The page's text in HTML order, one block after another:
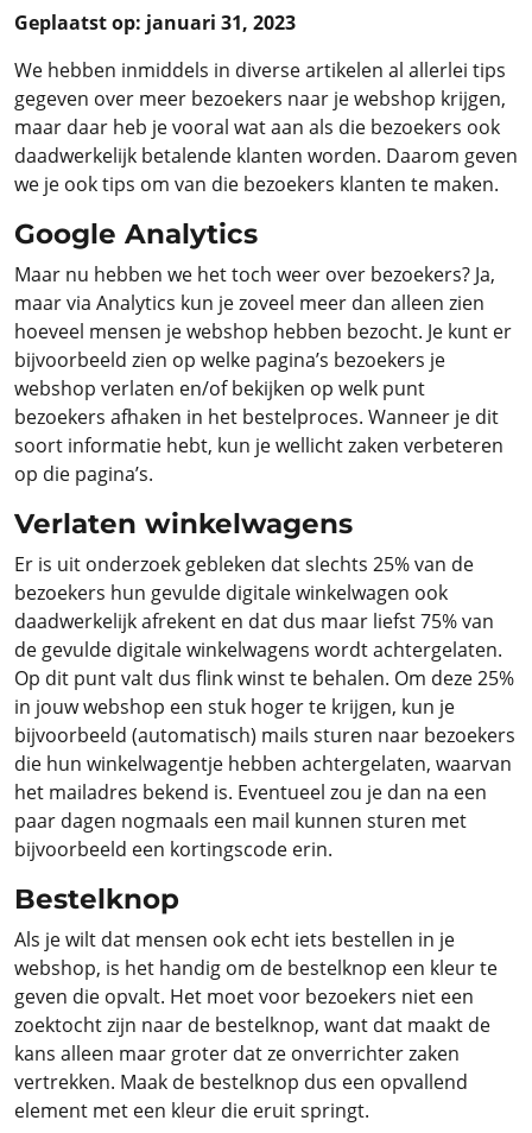
Geplaatst op: januari 31, 2023
We hebben inmiddels in diverse artikelen al allerlei tips
gegeven over meer bezoekers naar je webshop krijgen,
maar daar heb je vooral wat aan als die bezoekers ook
daadwerkelijk betalende klanten worden. Daarom geven
we je ook tips om van die bezoekers klanten te maken.
Google Analytics
Maar nu hebben we het toch weer over bezoekers? Ja,
maar via Analytics kun je zoveel meer dan alleen zien
hoeveel mensen je webshop hebben bezocht. Je kunt er
bijvoorbeeld zien op welke pagina’s bezoekers je
webshop verlaten en/of bekijken op welk punt
bezoekers afhaken in het bestelproces. Wanneer je dit
soort informatie hebt, kun je wellicht zaken verbeteren
op die pagina’s.
Verlaten winkelwagens
Er is uit onderzoek gebleken dat slechts 25% van de
bezoekers hun gevulde digitale winkelwagen ook
daadwerkelijk afrekent en dat dus maar liefst 75% van
de gevulde digitale winkelwagens wordt achtergelaten.
Op dit punt valt dus flink winst te behalen. Om deze 25%
in jouw webshop een stuk hoger te krijgen, kun je
bijvoorbeeld (automatisch) mails sturen naar bezoekers
die hun winkelwagentje hebben achtergelaten, waarvan
het mailadres bekend is. Eventueel zou je dan na een
paar dagen nogmaals een mail kunnen sturen met
bijvoorbeeld een kortingscode erin.
Bestelknop
Als je wilt dat mensen ook echt iets bestellen in je
webshop, is het handig om de bestelknop een kleur te
geven die opvalt. Het moet voor bezoekers niet een
zoektocht zijn naar de bestelknop, want dat maakt de
kans alleen maar groter dat ze onverrichter zaken
vertrekken. Maak de bestelknop dus een opvallend
element met een kleur die eruit springt.